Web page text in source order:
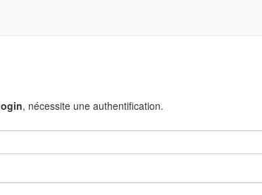
, nécessite une authentification.